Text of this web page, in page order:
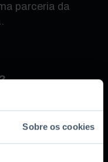
Sobre os cookies
parceria da